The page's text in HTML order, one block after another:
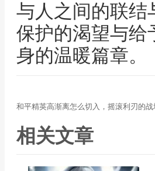
与人之间的联结
保护的渴望与给
身的温暖篇章。
和平精英高渐离怎么切入，摇滚利刃的战
相关文章